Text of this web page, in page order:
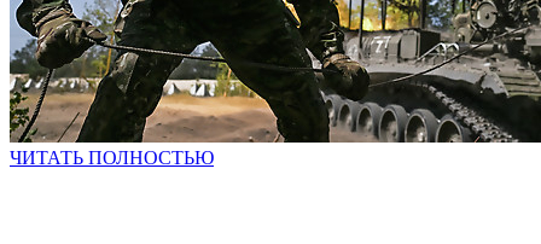
ЧИТАТЬ ПОЛНОСТЬЮ